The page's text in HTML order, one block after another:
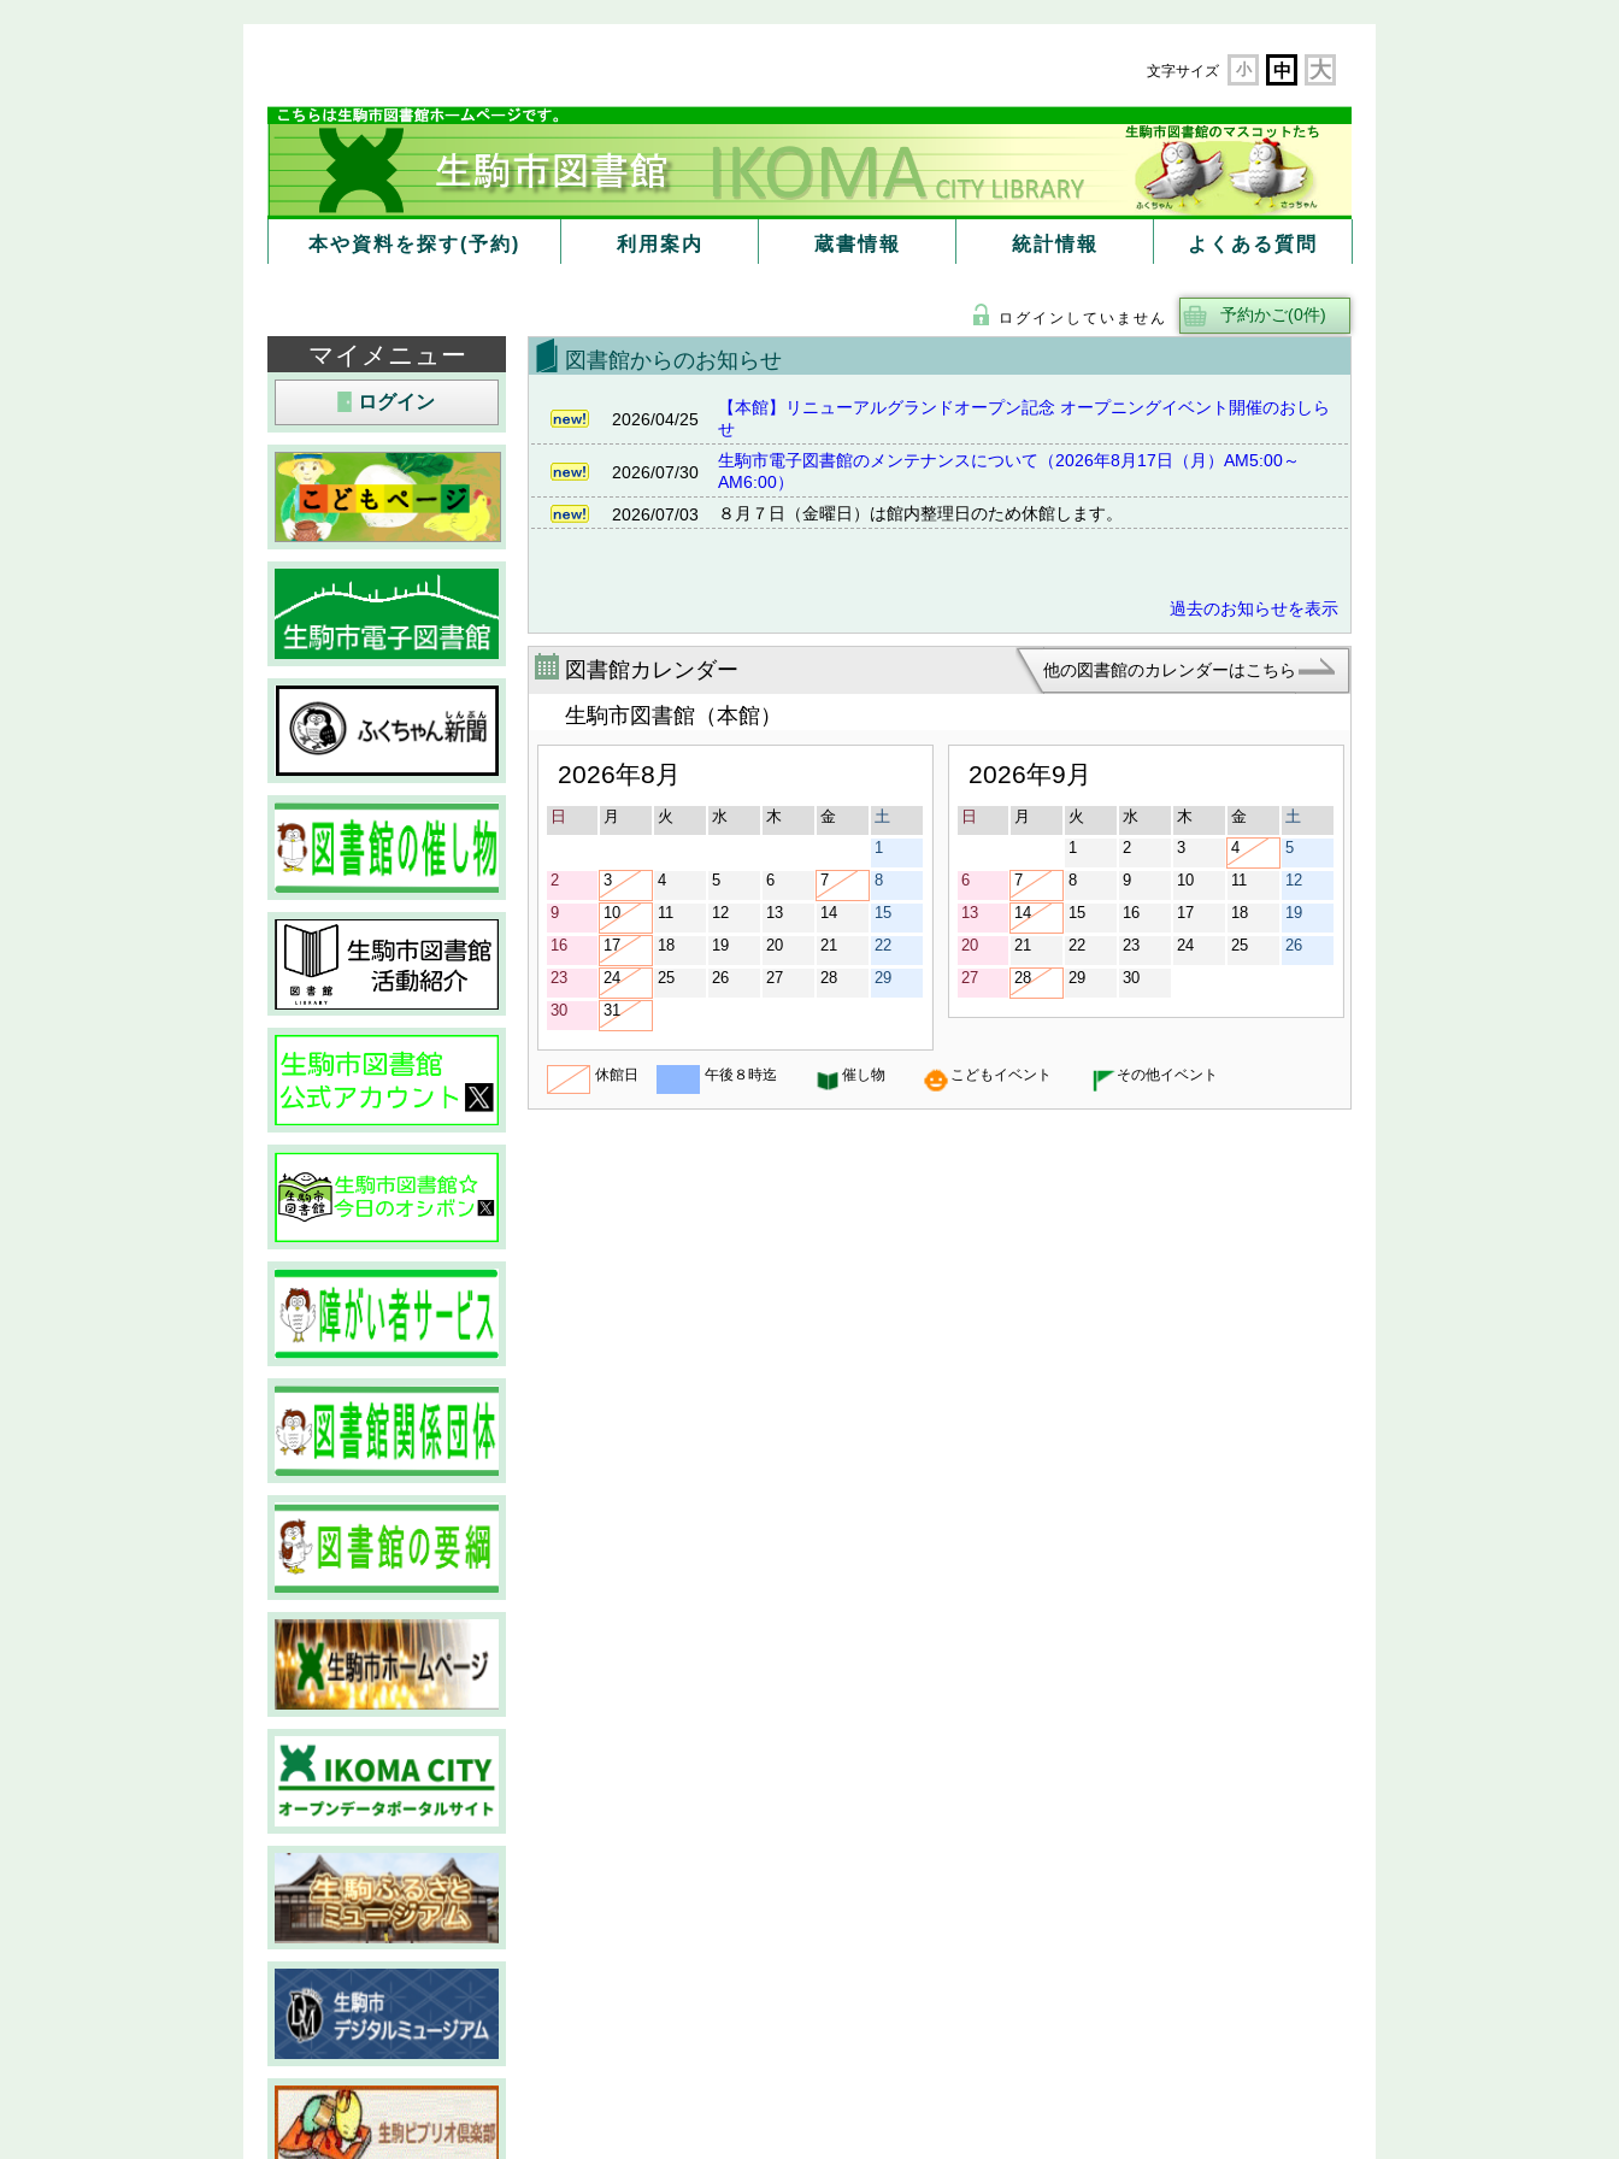
文字サイズ 小 中 大
本や資料を探す(予約) 利用案内 蔵書情報 統計情報 よくある質問
ログインしていません
マイメニュー
ログイン
図書館からのお知らせ
2026/04/25
【本館】リニューアルグランドオープン記念 オープニングイベント開催のおしら
せ
2026/07/30
生駒市電子図書館のメンテナンスについて（2026年8月17日（月）AM5:00～
AM6:00）
2026/07/03
８月７日（金曜日）は館内整理日のため休館します。
過去のお知らせを表示
図書館カレンダー 他の図書館のカレンダーはこちら
生駒市図書館（本館）
2026年8月
日 月 火 水 木 金
土
1
2
3 4 5 6 7
8
9
10 11 12 13 14
15
16
17 18 19 20 21
22
23
24 25 26 27 28
29
30
31
2026年9月
日 月 火 水 木 金
土
1
2 3 4
5
6
7 8 9 10 11
12
13
14 15 16 17 18
19
20
21 22 23 24 25
26
27
28 29 30
休館日 午後８時迄 催し物 こどもイベント その他イベント